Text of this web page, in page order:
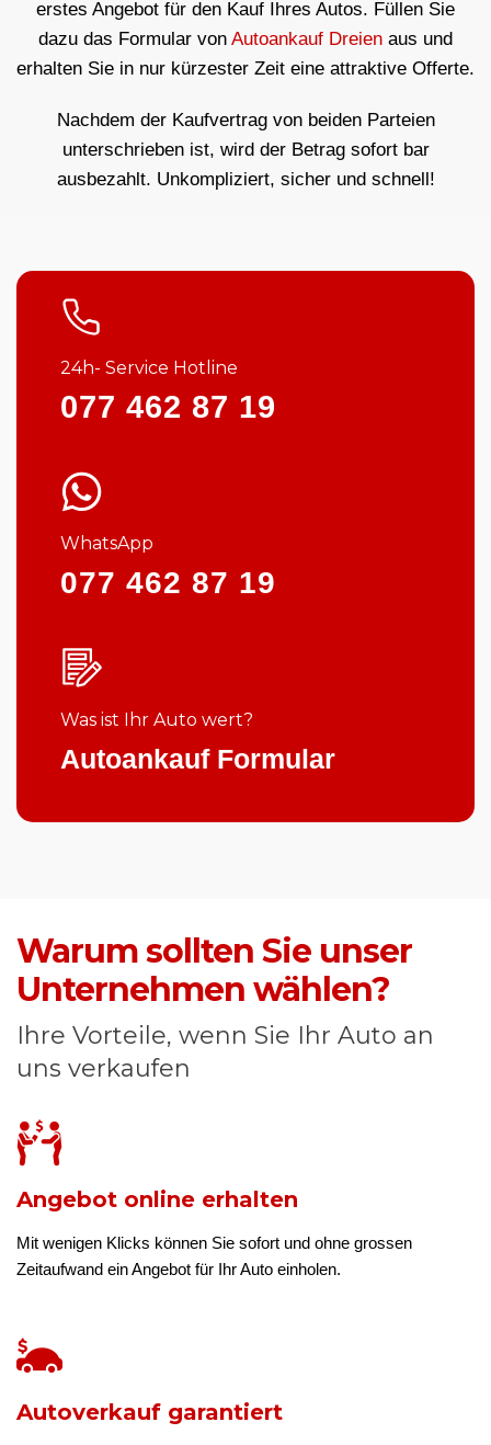
erstes Angebot für den Kauf Ihres Autos. Füllen Sie
dazu das Formular von Autoankauf Dreien aus und
erhalten Sie in nur kürzester Zeit eine attraktive Offerte.
Nachdem der Kaufvertrag von beiden Parteien
unterschrieben ist, wird der Betrag sofort bar
ausbezahlt. Unkompliziert, sicher und schnell!
24h- Service Hotline
077 462 87 19
WhatsApp
077 462 87 19
Was ist Ihr Auto wert?
Autoankauf Formular
Warum sollten Sie unser
Unternehmen wählen?
Ihre Vorteile, wenn Sie Ihr Auto an
uns verkaufen
Angebot online erhalten
Mit wenigen Klicks können Sie sofort und ohne grossen
Zeitaufwand ein Angebot für Ihr Auto einholen.
Autoverkauf garantiert